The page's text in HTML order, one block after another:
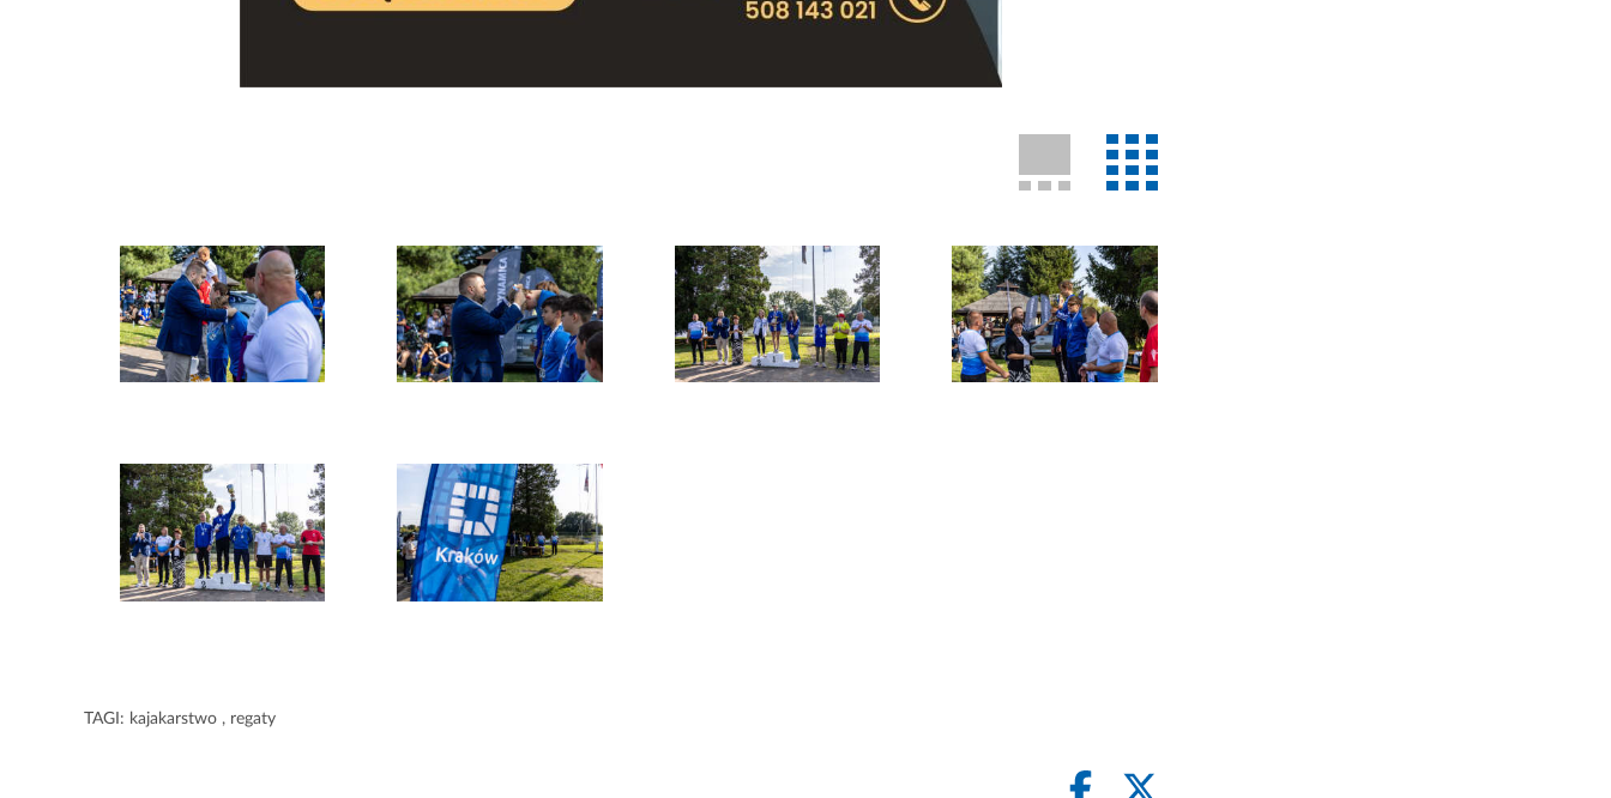
TAGI: kajakarstwo , regaty